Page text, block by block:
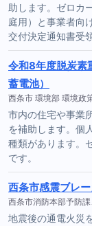
助します。ゼロカ
庭用）と事業者向
交付決定通知書受
令和8年度脱炭素
蓄電池）
西条市 環境部 環境政
市内の住宅や事業
を補助します。個
種類があります。
です。
西条市感震ブレ
西条市消防本部予防
地震後の通電火災